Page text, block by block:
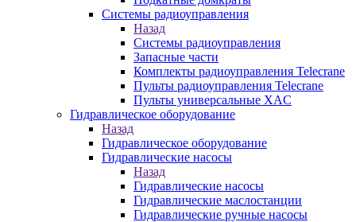
Системы радиоуправления
Назад
Системы радиоуправления
Запасные части
Комплекты радиоуправления Telecrane
Пульты радиоуправления Telecrane
Пульты универсальные XAC
Гидравлическое оборудование
Назад
Гидравлическое оборудование
Гидравлические насосы
Назад
Гидравлические насосы
Гидравлические маслостанции
Гидравлические ручные насосы